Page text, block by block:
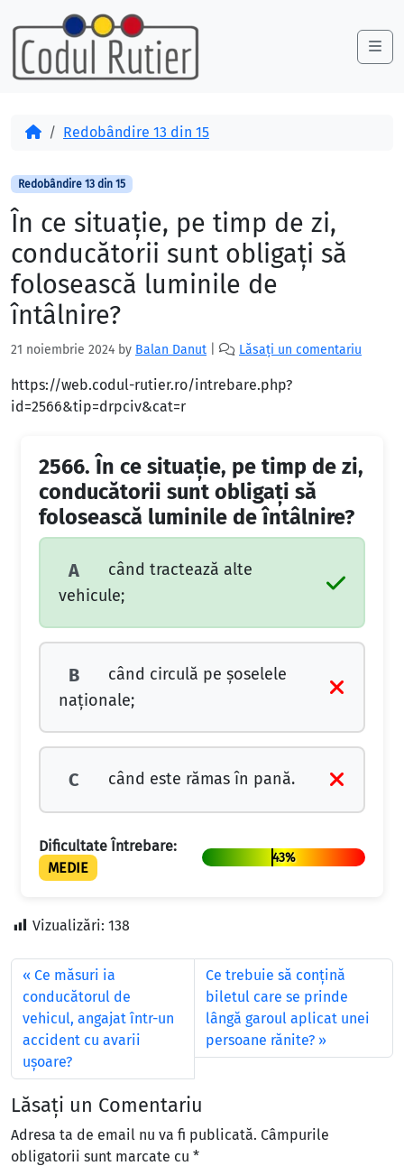
Skip to content
Skip to footer
AcasăRedobândire 13 din 15
Redobândire 13 din 15
În ce situaţie, pe timp de zi,
conducătorii sunt obligaţi să
folosească luminile de
întâlnire?
21 noiembrie 2024 by Balan Danut Lăsați un comentariu
https://web.codul-rutier.ro/intrebare.php?
id=2566&tip=drpciv&cat=r
2566. În ce situaţie, pe timp de zi,
conducătorii sunt obligaţi să
folosească luminile de întâlnire?
A
când tractează alte
vehicule;
B
când circulă pe şoselele
naţionale;
C când este rămas în pană.
Dificultate Întrebare:
MEDIE
43%
Vizualizări: 138
Ce măsuri ia
conducătorul de
vehicul, angajat într-un
accident cu avarii
ușoare?
Ce trebuie să conţină
biletul care se prinde
lângă garoul aplicat unei
persoane rănite?
Lăsați un Comentariu
Adresa ta de email nu va fi publicată. Câmpurile
obligatorii sunt marcate cu *